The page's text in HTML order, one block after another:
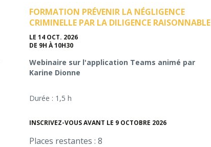
FORMATION PRÉVENIR LA NÉGLIGENCE
CRIMINELLE PAR LA DILIGENCE RAISONNABLE
LE 14 OCT. 2026
DE 9H À 10H30
Webinaire sur l'application Teams animé par
Karine Dionne
Durée : 1,5 h
INSCRIVEZ-VOUS AVANT LE 9 OCTOBRE 2026
Places restantes : 8